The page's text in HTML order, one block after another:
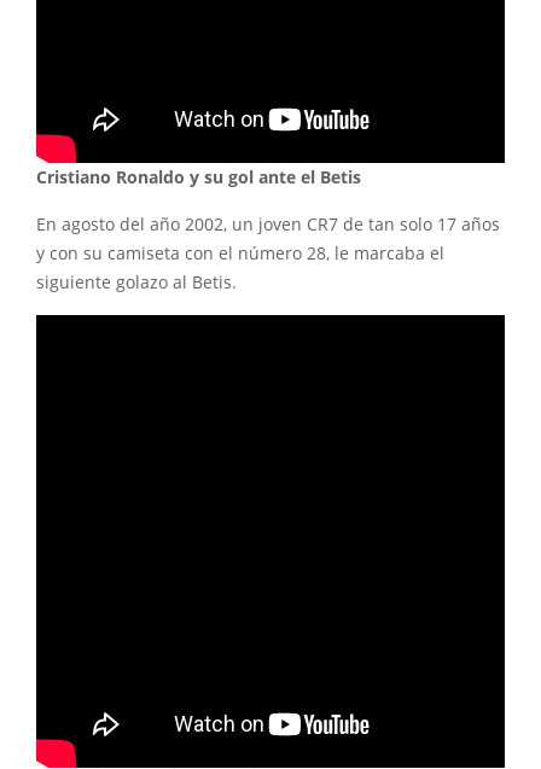
Cristiano Ronaldo y su gol ante el Betis
En agosto del año 2002, un joven CR7 de tan solo 17 años
y con su camiseta con el número 28, le marcaba el
siguiente golazo al Betis.